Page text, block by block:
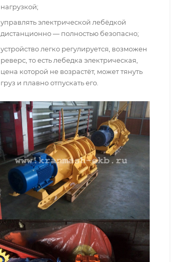
нагрузкой;
управлять электрической лебёдкой
дистанционно — полностью безопасно;
устройство легко регулируется, возможен
реверс, то есть лебедка электрическая,
цена которой не возрастёт, может тянуть
груз и плавно отпускать его.